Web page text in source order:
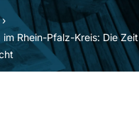
Rhein-Pfalz-Kreis: Die Zeit